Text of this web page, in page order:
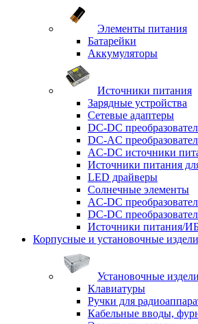
Элементы питания
Батарейки
Аккумуляторы
Источники питания
Зарядные устройства
Сетевые адаптеры
DC-DC
DC-AC
AC-DC источники
Источники питания
LED драйверы
Солнечные элементы
AC-DC
DC-DC
Источники питания/
Корпусные и установочные
Установочные
Клавиатуры
Ручки для
Кабельные вводы,